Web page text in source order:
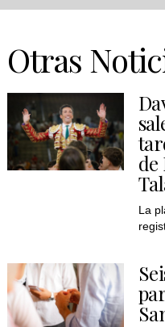
Otras
de
La